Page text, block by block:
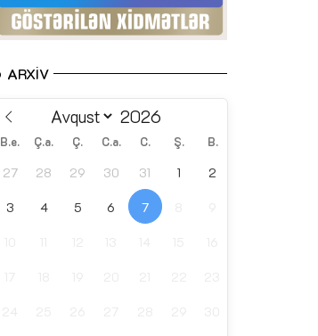
ARXIV
B.e. Ç.a. Ç. C.a. C. Ş. B.
27 28 29 30 31 1 2
3 4 5 6 7